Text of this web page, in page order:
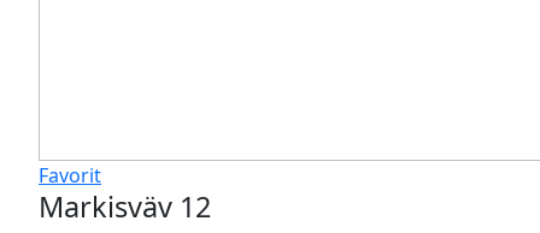
Favorit
Markisväv 12